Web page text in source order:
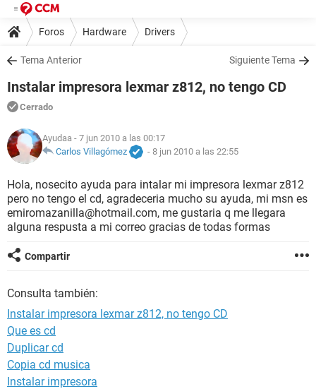
Foros Hardware Drivers
Tema Anterior Siguiente Tema
Instalar impresora lexmar z812, no tengo CD
Cerrado
Ayudaa - 7 jun 2010 a las 00:17
Carlos Villagómez
- 8 jun 2010 a las 22:55
Hola, nosecito ayuda para intalar mi impresora lexmar z812
pero no tengo el cd, agradeceria mucho su ayuda, mi msn es
emiromazanilla@hotmail.com, me gustaria q me llegara
alguna respusta a mi correo gracias de todas formas
Compartir
Consulta también:
Instalar impresora lexmar z812, no tengo CD
Que es cd
Duplicar cd
Copia cd musica
Instalar impresora